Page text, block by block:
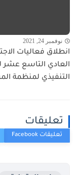
نوفمبر 24, 2021
انطلاق فعاليات
العادي التاسع
التنفيذي لمنظمة
تعليقات